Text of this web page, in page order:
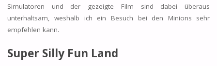
Simulatoren und der gezeigte Film sind dabei überaus
unterhaltsam, weshalb ich ein Besuch bei den Minions sehr
empfehlen kann.
Super Silly Fun Land